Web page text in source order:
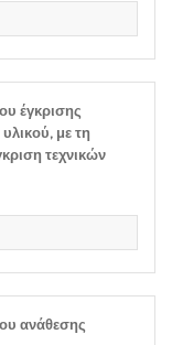
έγκρισης
με τη
τεχνικών
ανάθεσης